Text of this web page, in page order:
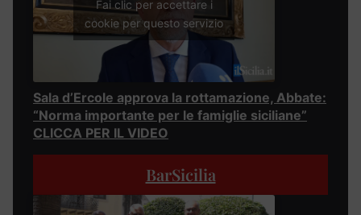
Fai clic per accettare i
cookie per questo servizio
Sala d’Ercole approva la rottamazione, Abbate:
“Norma importante per le famiglie siciliane”
CLICCA PER IL VIDEO
BarSicilia